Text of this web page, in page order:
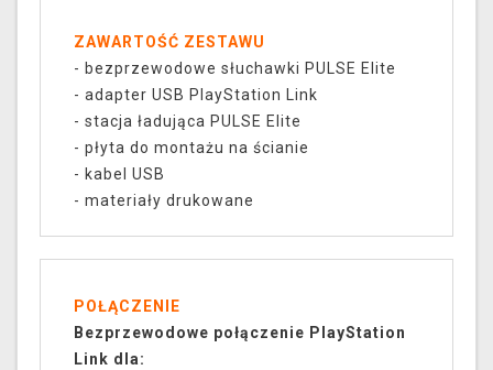
ZAWARTOŚĆ ZESTAWU
- bezprzewodowe słuchawki PULSE Elite
- adapter USB PlayStation Link
- stacja ładująca PULSE Elite
- płyta do montażu na ścianie
- kabel USB
- materiały drukowane
POŁĄCZENIE
Bezprzewodowe połączenie PlayStation
Link dla: